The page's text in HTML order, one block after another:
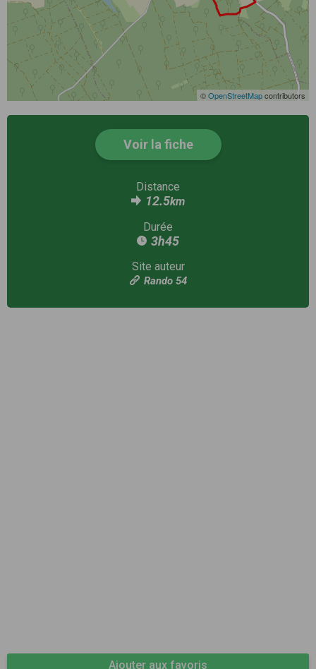
©OpenStreetMapcontributors
Voir la fiche
Distance
12.5km
Durée
3h45
Site auteur
Rando 54
Ajouter aux favoris